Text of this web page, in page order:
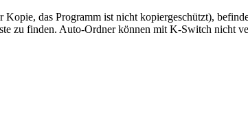
das Programm ist nicht kopiergeschützt),
zu finden. Auto-Ordner können mit K-Switch nicht